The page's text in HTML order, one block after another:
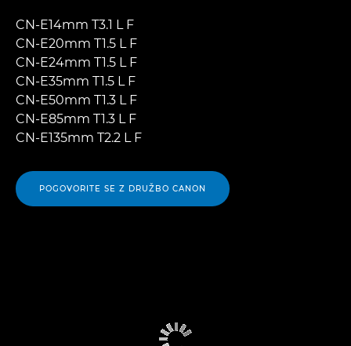
CN-E14mm T3.1 L F
CN-E20mm T1.5 L F
CN-E24mm T1.5 L F
CN-E35mm T1.5 L F
CN-E50mm T1.3 L F
CN-E85mm T1.3 L F
CN-E135mm T2.2 L F
POGOVORITE SE Z DRUŽBO CANON